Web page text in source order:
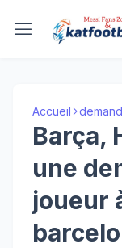
Accueil
Barça,
une
joueur